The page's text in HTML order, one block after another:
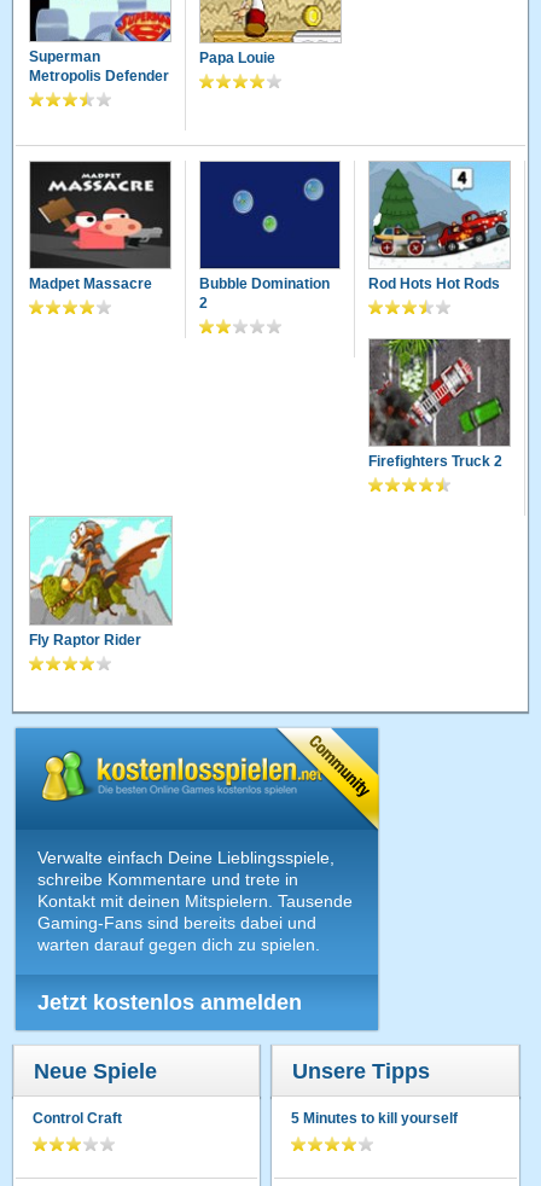
Superman
Metropolis Defender
Papa Louie
Madpet Massacre
Bubble Domination
2
Rod Hots Hot Rods
Firefighters Truck 2
Fly Raptor Rider
Verwalte einfach Deine Lieblingsspiele,
schreibe Kommentare und trete in
Kontakt mit deinen Mitspielern. Tausende
Gaming-Fans sind bereits dabei und
warten darauf gegen dich zu spielen.
Jetzt kostenlos anmelden
Neue Spiele
Control Craft
Unsere Tipps
5 Minutes to kill yourself